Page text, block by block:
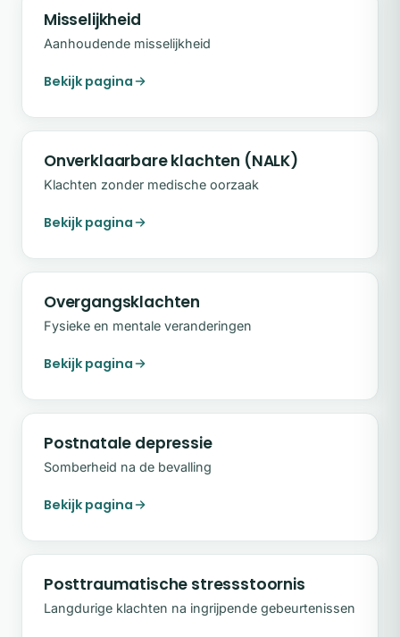
Misselijkheid
Aanhoudende misselijkheid
Bekijk pagina
Onverklaarbare klachten (NALK)
Klachten zonder medische oorzaak
Bekijk pagina
Overgangsklachten
Fysieke en mentale veranderingen
Bekijk pagina
Postnatale depressie
Somberheid na de bevalling
Bekijk pagina
Posttraumatische stressstoornis
Langdurige klachten na ingrijpende gebeurtenissen